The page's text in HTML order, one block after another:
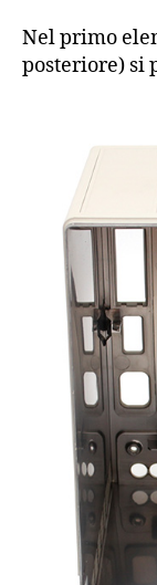
Nel primo
posteriore) si